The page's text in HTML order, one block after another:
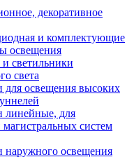
декоративное
и комплектующие
освещения
светильники
света
для освещения высоких
линейные, для
систем
наружного освещения